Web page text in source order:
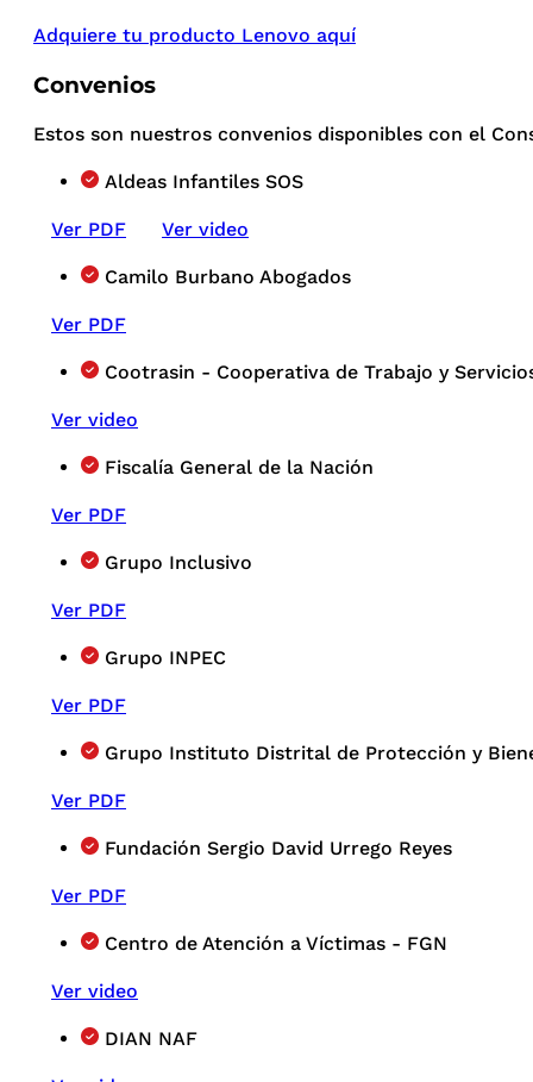
Adquiere tu producto Lenovo aquí
Convenios
Estos son nuestros convenios disponibles con el
Aldeas Infantiles SOS
Ver PDF Ver video
Camilo Burbano Abogados
Ver PDF
Cootrasin - Cooperativa de Trabajo y
Ver video
Fiscalía General de la Nación
Ver PDF
Grupo Inclusivo
Ver PDF
Grupo INPEC
Ver PDF
Grupo Instituto Distrital de Protección y
Ver PDF
Fundación Sergio David Urrego Reyes
Ver PDF
Centro de Atención a Víctimas - FGN
Ver video
DIAN NAF